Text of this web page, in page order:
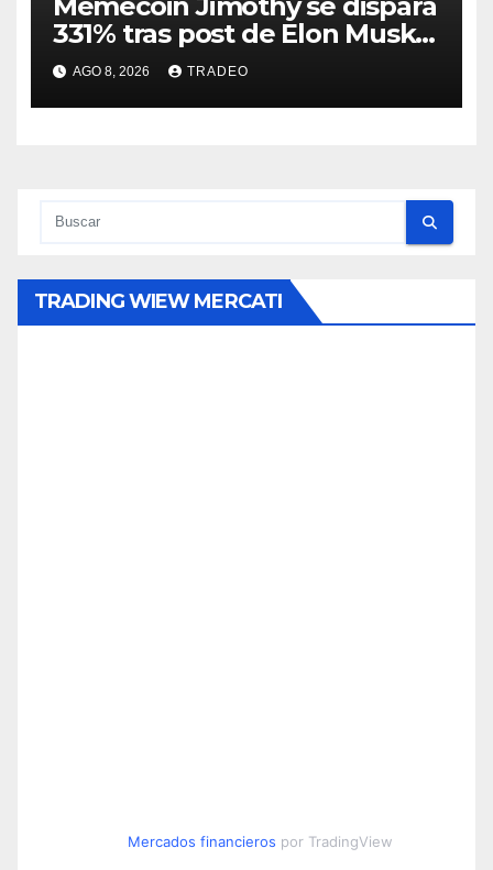
331% tras post de Elon Musk
sobre un mapache
AGO 8, 2026 TRADEO
TRADING WIEW MERCATI
Mercados financieros por TradingView